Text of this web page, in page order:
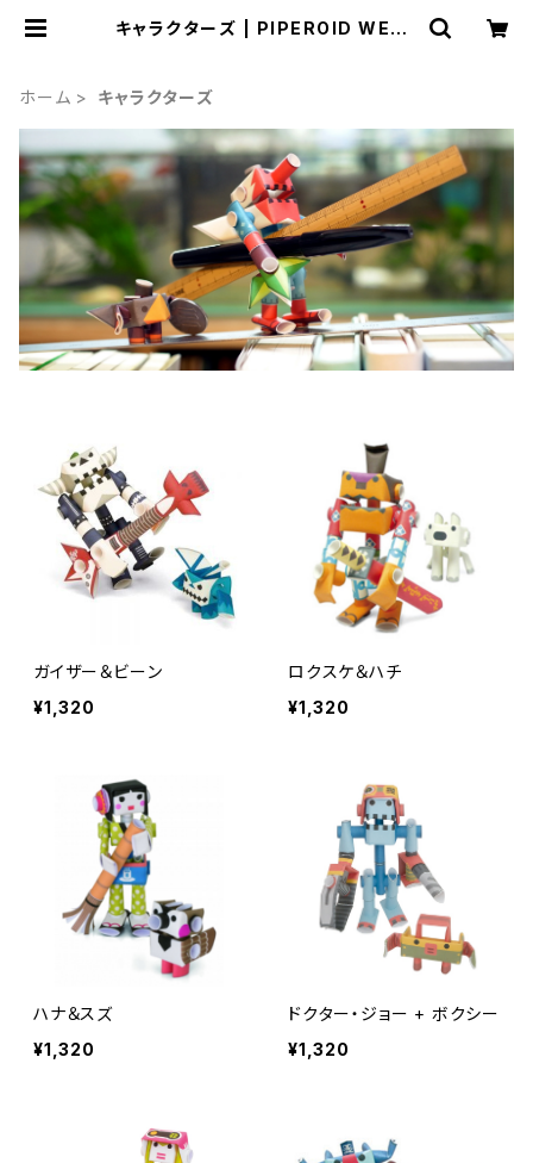
キャラクターズ | PIPEROID WEBS
ホーム キャラクターズ
ガイザー＆ビーン
¥1,320
ロクスケ＆ハチ
¥1,320
ハナ＆スズ
¥1,320
ドクター・ジョー + ボクシー
¥1,320